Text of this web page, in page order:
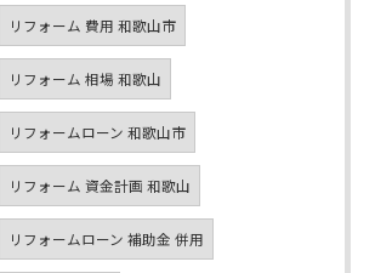
リフォーム 費用 和歌山市
リフォーム 相場 和歌山
リフォームローン 和歌山市
リフォーム 資金計画 和歌山
リフォームローン 補助金 併用